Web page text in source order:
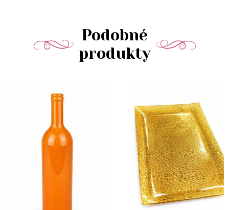
Podobné
produkty